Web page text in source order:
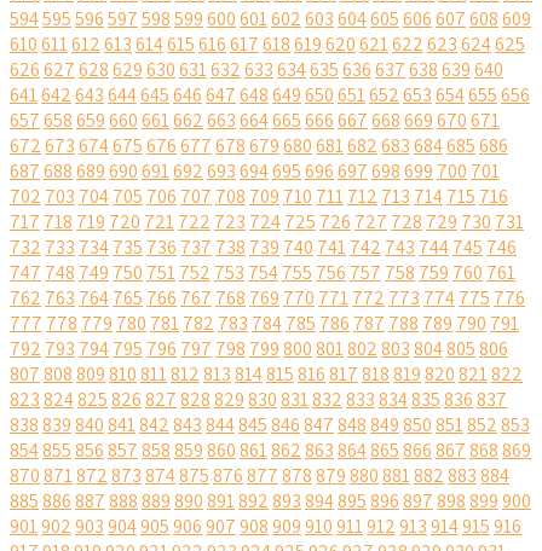
594595596597598599600601602603604605606607608609
610611612613614615616617618619620621622623624625
626627628629630631632633634635636637638639640
641642643644645646647648649650651652653654655656
657658659660661662663664665666667668669670671
672673674675676677678679680681682683684685686
687688689690691692693694695696697698699 700 701
702 703 704705 706 707 708 709 710 711712 713 714715 716
717 718 719 720 721722 723 724725 726 727 728 729 730 731
732 733 734735 736 737 738 739 740 741742 743 744745 746
747 748 749 750 751752 753 754755 756 757 758 759 760 761
762 763 764765 766 767 768 769 770 771772 773 774775 776
777 778 779 780 781782 783 784785 786 787 788 789 790 791
792 793 794795 796 797 798 799800801802803804805806
807808809810811812813814815816817818819820821822
823824825826827828829830831832833834835836837
838839840841842843844845846847848849850851852853
854855856857858859860861862863864865866867868869
870871872873874875876877878879880881882883884
885886887888889890891892893894895896897898899900
901902903904905906907908909910911912913914915916